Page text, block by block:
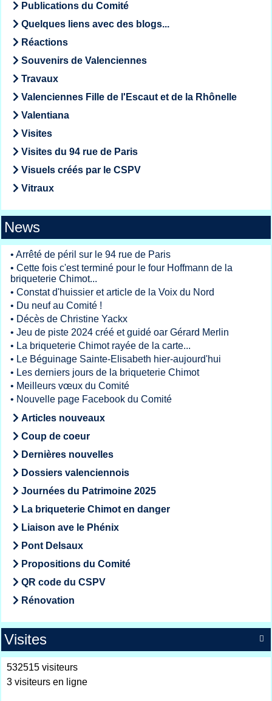
Publications du Comité
Quelques liens avec des blogs...
Réactions
Souvenirs de Valenciennes
Travaux
Valenciennes Fille de l'Escaut et de la Rhônelle
Valentiana
Visites
Visites du 94 rue de Paris
Visuels créés par le CSPV
Vitraux
News
• Arrêté de péril sur le 94 rue de Paris
• Cette fois c'est terminé pour le four Hoffmann de la
briqueterie Chimot...
• Constat d'huissier et article de la Voix du Nord
• Du neuf au Comité !
• Décès de Christine Yackx
• Jeu de piste 2024 créé et guidé oar Gérard Merlin
• La briqueterie Chimot rayée de la carte...
• Le Béguinage Sainte-Elisabeth hier-aujourd'hui
• Les derniers jours de la briqueterie Chimot
• Meilleurs vœux du Comité
• Nouvelle page Facebook du Comité
Articles nouveaux
Coup de coeur
Dernières nouvelles
Dossiers valenciennois
Journées du Patrimoine 2025
La briqueterie Chimot en danger
Liaison ave le Phénix
Pont Delsaux
Propositions du Comité
QR code du CSPV
Rénovation

Visites
532515 visiteurs
3 visiteurs en ligne